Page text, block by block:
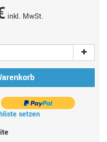
inkl. MwSt.
setzen